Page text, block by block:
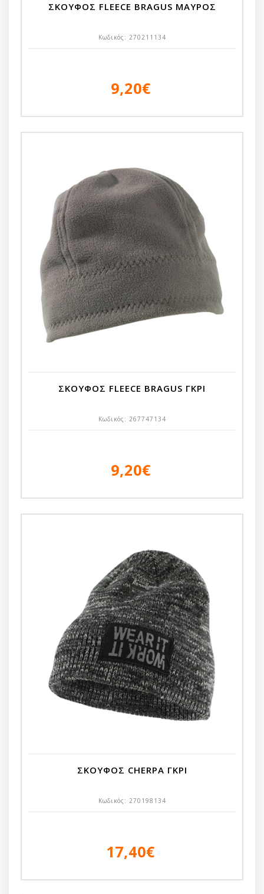
ΣΚΟΥΦΟΣ FLEECE BRAGUS ΜΑΥΡΟΣ
Κωδικός: 270211134
9,20€
ΣΚΟΥΦΟΣ FLEECE BRAGUS ΓΚΡΙ
Κωδικός: 267747134
9,20€
ΣΚΟΥΦΟΣ CHERPA ΓΚΡΙ
Κωδικός: 270198134
17,40€